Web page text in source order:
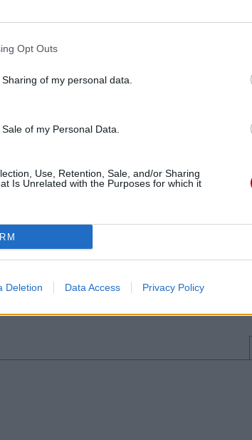
Opt Outs
of my personal data.
of my Personal Data.
Use, Retention, Sale, and/or Sharing
Is Unrelated with the Purposes for which it
Deletion Data Access Privacy Policy
15h48.